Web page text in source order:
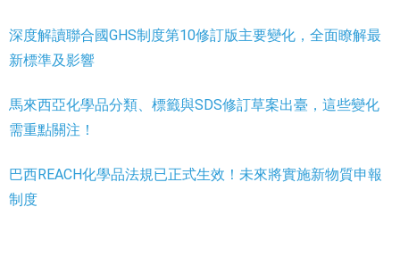
深度解讀聯合國GHS制度第10修訂版主要變化，全面瞭解最
新標準及影響
馬來西亞化學品分類、標籤與SDS修訂草案出臺，這些變化
需重點關注！
巴西REACH化學品法規已正式生效！未來將實施新物質申報
制度